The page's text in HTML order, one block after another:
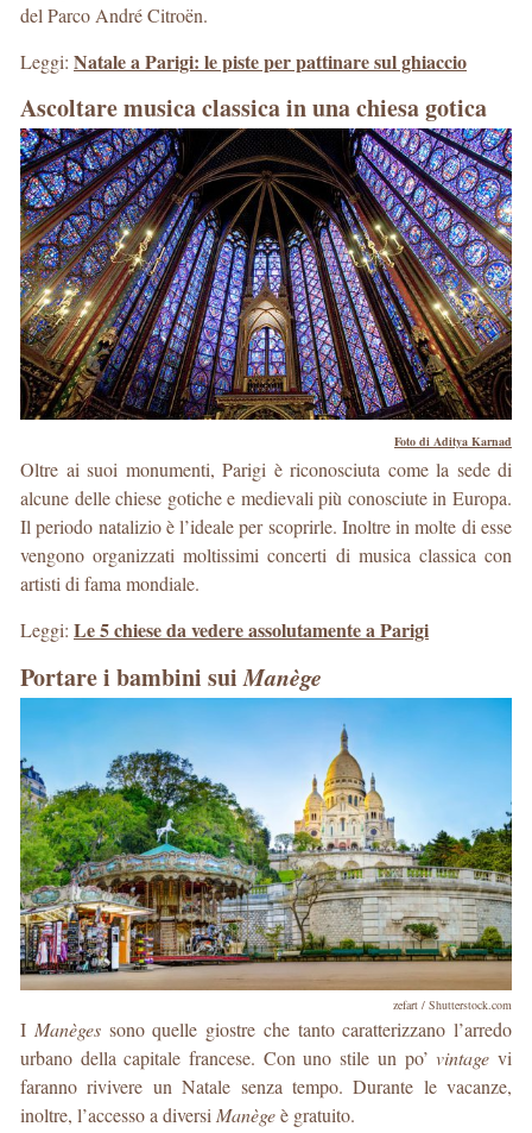
del Parco André Citroën.
Leggi: Natale a Parigi: le piste per pattinare sul ghiaccio
Ascoltare musica classica in una chiesa gotica
Foto di Aditya Karnad
Oltre ai suoi monumenti, Parigi è riconosciuta come la sede di
alcune delle chiese gotiche e medievali più conosciute in Europa.
Il periodo natalizio è l’ideale per scoprirle. Inoltre in molte di esse
vengono organizzati moltissimi concerti di musica classica con
artisti di fama mondiale.
Leggi: Le 5 chiese da vedere assolutamente a Parigi
Portare i bambini suiManège
zefart / Shutterstock.com
I Manègessono quelle giostre che tanto caratterizzano l’arredo
urbano della capitale francese. Con uno stile un po’vintage vi
faranno rivivere un Natale senza tempo. Durante le vacanze,
inoltre, l’accesso a diversi Manègeè gratuito.